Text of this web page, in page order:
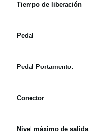
Tiempo de liberación
Pedal
Pedal Portamento:
Conector
Nivel máximo de salida